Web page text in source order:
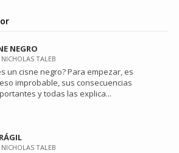
NEGRO
TALEB
un cisne negro? Para empezar, es
improbable, sus consecuencias
y todas las explica...
TALEB